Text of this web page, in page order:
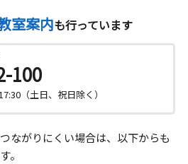
室案内も行っています
100
（土日、祝日除く）
ながりにくい場合は、以下からも
。